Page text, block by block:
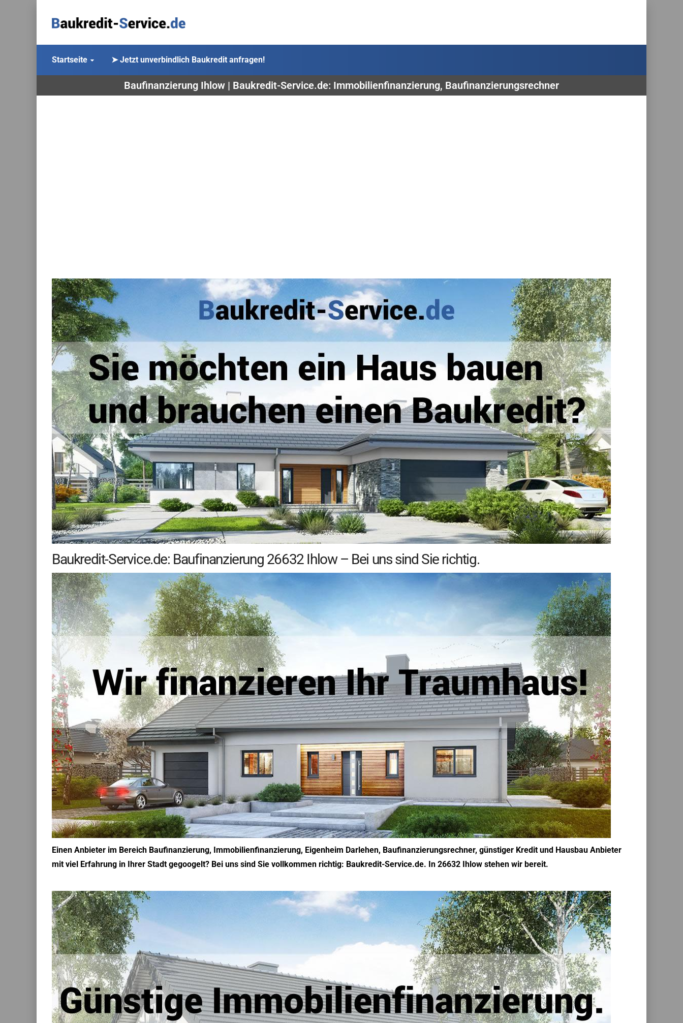
Startseite ➤ Jetzt unverbindlich Baukredit anfragen!
Baufinanzierung Ihlow | Baukredit-Service.de: Immobilienfinanzierung, Baufinanzierungsrechner
Baukredit-Service.de: Baufinanzierung 26632 Ihlow – Bei uns sind Sie richtig.
Einen Anbieter im Bereich Baufinanzierung, Immobilienfinanzierung, Eigenheim Darlehen, Baufinanzierungsrechner, günstiger Kredit und Hausbau Anbieter
mit viel Erfahrung in Ihrer Stadt gegoogelt? Bei uns sind Sie vollkommen richtig: Baukredit-Service.de. In 26632 Ihlow stehen wir bereit.